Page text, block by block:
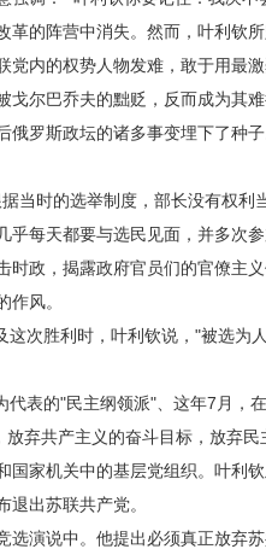
的阵营中消失。然而，叶利钦
内的权势人物发难，敢于用最
尔巴乔夫的黜贬，反而成为其
罗斯政坛的诸多事变埋下了种子
时的选举制度，部长没有权利
每天都要与选民见面，并多次
政，揭露政府官员们的官僚主
风。
次胜利时，叶利钦说，"被选为
表的"民主纲领派"、这年7月，
弃共产主义的奋斗目标，放弃民
家机关中的基层党组织。叶利
出苏联共产党。
演说中。他提出必须真正放弃